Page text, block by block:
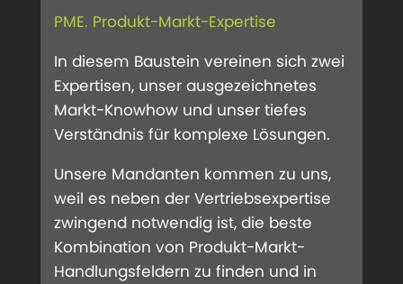
PME. Produkt-Markt-Expertise
In diesem Baustein vereinen sich zwei
Expertisen, unser ausgezeichnetes
Markt-Knowhow und unser tiefes
Verständnis für komplexe Lösungen.
Unsere Mandanten kommen zu uns,
weil es neben der Vertriebsexpertise
zwingend notwendig ist, die beste
Kombination von Produkt-Markt-
Handlungsfeldern zu finden und in